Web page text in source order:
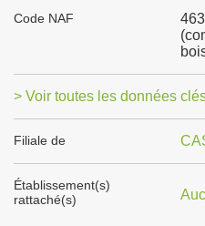
Code NAF
> Voir toutes les données
Filiale de
Établissement(s)
rattaché(s)